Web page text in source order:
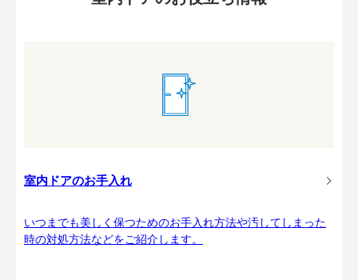
室内ドアのお手入れ
いつまでも美しく保つためのお手入れ方法や汚してしまった
時の対処方法などをご紹介します。